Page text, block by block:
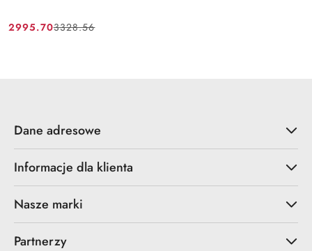
Cena
2995.70
Cena
3328.56
Dane adresowe
Informacje dla klienta
Nasze marki
Partnerzy